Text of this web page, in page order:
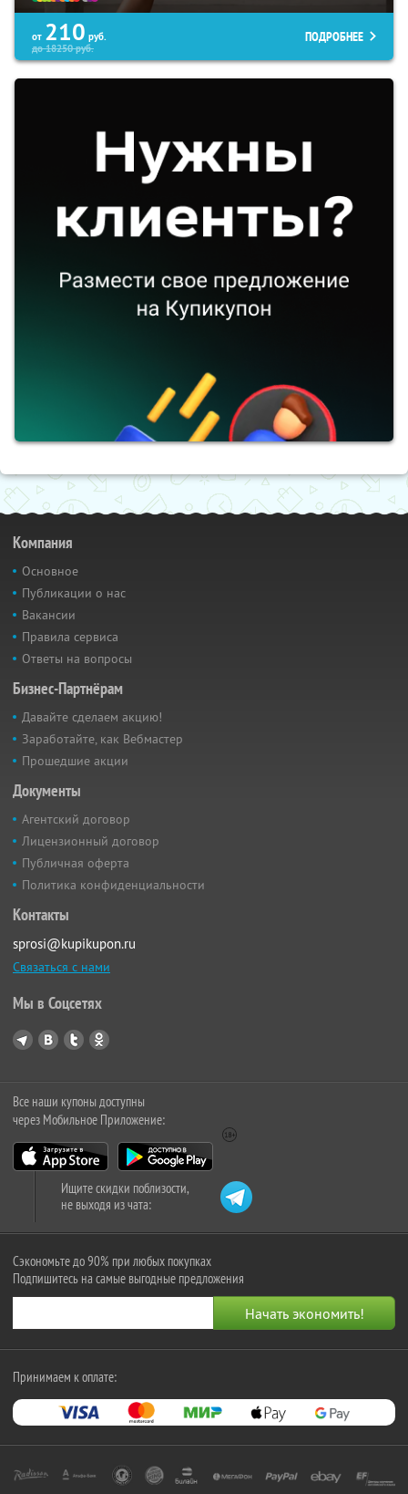
от 210 руб.
до18250руб.
ПОДРОБНЕЕ
Компания
Основное
Публикации о нас
Вакансии
Правила сервиса
Ответы на вопросы
Бизнес-Партнёрам
Давайте сделаем акцию!
Заработайте, как Вебмастер
Прошедшие акции
Документы
Агентский договор
Лицензионный договор
Публичная оферта
Политика конфиденциальности
Контакты
sprosi@kupikupon.ru
Связаться с нами
Мы в Соцсетях
Все наши купоны доступны
через Мобильное Приложение:
Ищите скидки поблизости,
не выходя из чата:
Сэкономьте до 90% при любых покупках
Подпишитесь на самые выгодные предложения
Принимаем к оплате: